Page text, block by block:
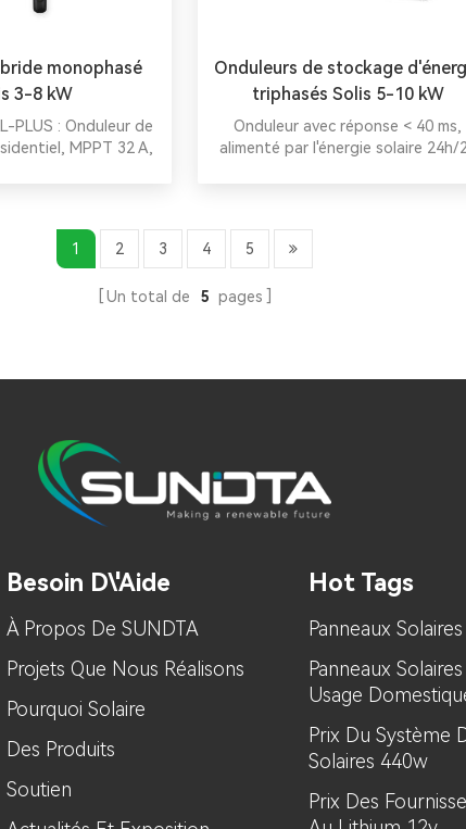
monophasé
3-8 kW
PLUS : Onduleur de
MPPT 32 A,
générateur pour une
fiable.
Onduleurs de stockage
triphasés Solis 5-10 kW
Onduleur avec réponse < 40 ms,
alimenté par l'énergie solaire 24h/
régulation pic/vallée et O&M facile
pour les centrales électriques
1 2 3 4 5
Un total de 5 pages
Besoin D\'aide
À Propos De SUNDTA
Projets Que Nous Réalisons
Pourquoi Solaire
Des Produits
Soutien
Hot Tags
Panneaux
Panneaux
Usage
Prix ​​du Système
Solaires 440w
Prix ​​des